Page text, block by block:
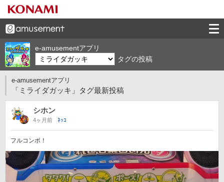
e-amusementアプリ
タグの投稿
e-amusementアプリ
「ミライダガッキ」タグ最新投稿
シホン
4ヶ月前 ﾈｯｺ
フルコンボ！